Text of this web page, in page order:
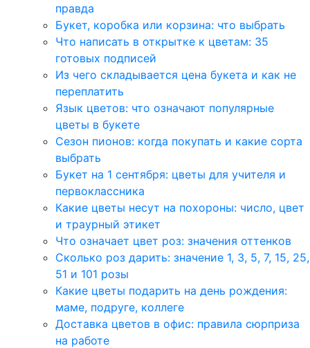
правда
Букет, коробка или корзина: что выбрать
Что написать в открытке к цветам: 35
готовых подписей
Из чего складывается цена букета и как не
переплатить
Язык цветов: что означают популярные
цветы в букете
Сезон пионов: когда покупать и какие сорта
выбрать
Букет на 1 сентября: цветы для учителя и
первоклассника
Какие цветы несут на похороны: число, цвет
и траурный этикет
Что означает цвет роз: значения оттенков
Сколько роз дарить: значение 1, 3, 5, 7, 15, 25,
51 и 101 розы
Какие цветы подарить на день рождения:
маме, подруге, коллеге
Доставка цветов в офис: правила сюрприза
на работе